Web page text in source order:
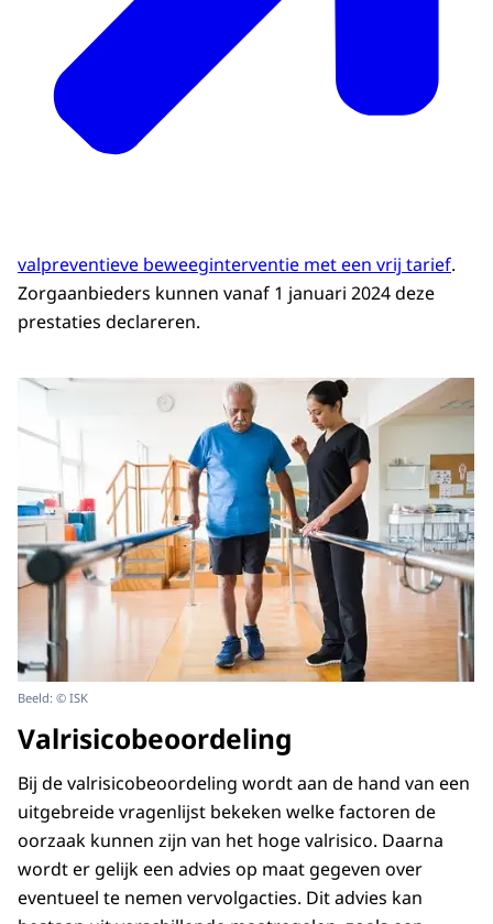
valpreventieve beweeginterventie met een vrij tarief.
Zorgaanbieders kunnen vanaf 1 januari 2024 deze
prestaties declareren.
Beeld: © ISK
Valrisicobeoordeling
Bij de valrisicobeoordeling wordt aan de hand van een
uitgebreide vragenlijst bekeken welke factoren de
oorzaak kunnen zijn van het hoge valrisico. Daarna
wordt er gelijk een advies op maat gegeven over
eventueel te nemen vervolgacties. Dit advies kan